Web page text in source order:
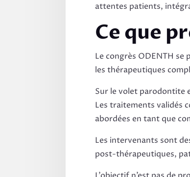
attentes patients,
Ce que
Le congrès ODENTH
les thérapeutiques
Sur le volet parodontite
Les traitements validés
abordées en tant que
Les intervenants sont
post-thérapeutiques,